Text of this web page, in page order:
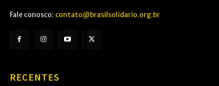
Fale conosco: contato@brasilsolidario.org.br
RECENTES